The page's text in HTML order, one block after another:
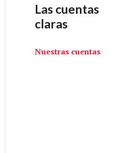
por tomar – Debate Directo
Las cuentas
claras
Nuestras cuentas